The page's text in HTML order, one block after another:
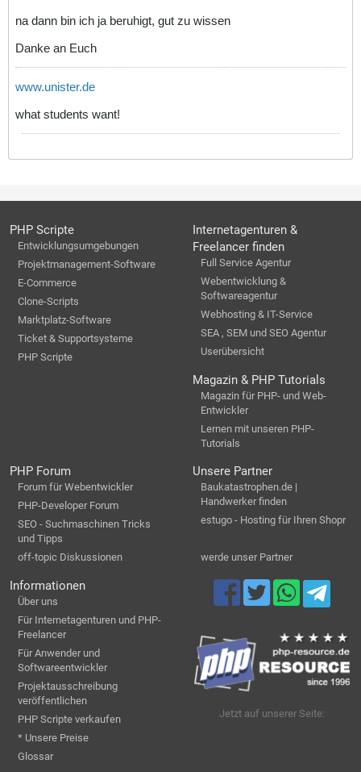
na dann bin ich ja beruhigt, gut zu wissen
Danke an Euch
www.unister.de
what students want!
PHP Scripte
Entwicklungsumgebungen
Projektmanagement-Software
E-Commerce
Clone-Scripts
Marktplatz-Software
Ticket & Supportsysteme
PHP Scripte
Internetagenturen &
Freelancer finden
Full Service Agentur
Webentwicklung &
Softwareagentur
Webhosting & IT-Service
SEA , SEM und SEO Agentur
Userübersicht
Magazin & PHP Tutorials
Magazin für PHP- und Web-
Entwickler
Lernen mit unseren PHP-
Tutorials
PHP Forum
Forum für Webentwickler
PHP-Developer Forum
SEO - Suchmaschinen Tricks
und Tipps
off-topic Diskussionen
Unsere Partner
Baukatastrophen.de |
Handwerker finden
estugo - Hosting für Ihren Shopr
werde unser Partner
Informationen
Über uns
Für Internetagenturen und PHP-
Freelancer
Für Anwender und
Softwareentwickler
Projektausschreibung
veröffentlichen
PHP Scripte verkaufen
* Unsere Preise
Glossar
Jetzt auf unserer Seite: